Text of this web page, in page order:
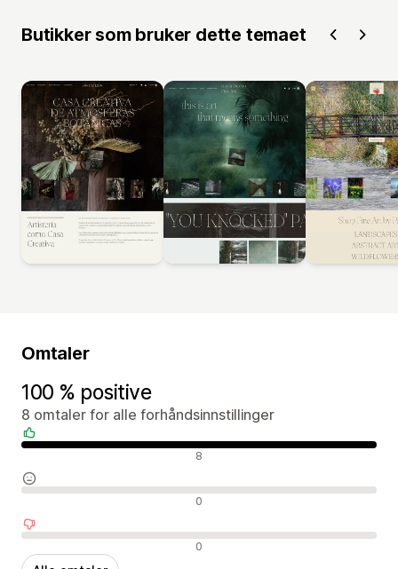
Butikker som bruker dette temaet
Omtaler
100 % positive
8 omtaler for alle forhåndsinnstillinger
Positive omtaler 8
Nøytrale omtaler 0
Negative omtaler 0